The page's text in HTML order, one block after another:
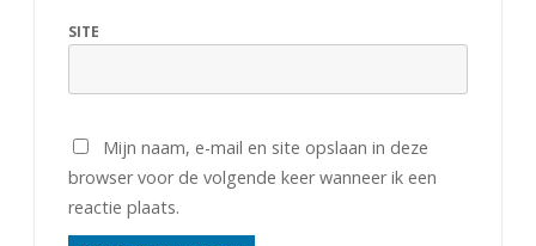
SITE
Mijn naam, e-mail en site opslaan in deze
browser voor de volgende keer wanneer ik een
reactie plaats.